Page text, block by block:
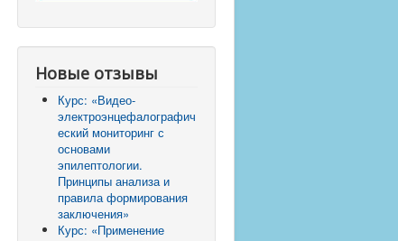
Новые отзывы
Курс: «Видео-
электроэнцефалографич
еский мониторинг с
основами
эпилептологии.
Принципы анализа и
правила формирования
заключения»
Курс: «Применение